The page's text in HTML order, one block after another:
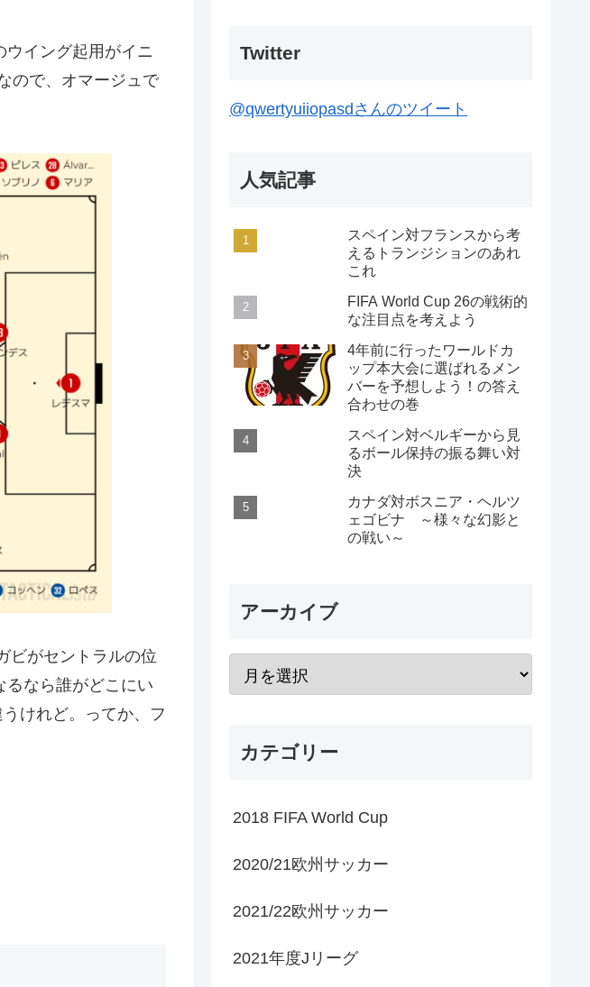
イング起用がイニ
ので、オマージュで
ビがセントラルの位
るなら誰がどこにい
けれど。ってか、フ
Twitter
@qwertyuiiopasdさんのツイート
人気記事
スペイン対フランスから考
えるトランジションのあれ
これ
FIFA World Cup 26の戦術的
な注目点を考えよう
4年前に行ったワールドカ
ップ本大会に選ばれるメン
バーを予想しよう！の答え
合わせの巻
スペイン対ベルギーから見
るボール保持の振る舞い対
決
カナダ対ボスニア・ヘルツ
ェゴビナ ～様々な幻影と
の戦い～
アーカイブ
カテゴリー
2018 FIFA World Cup
2020/21欧州サッカー
2021/22欧州サッカー
2021年度Jリーグ